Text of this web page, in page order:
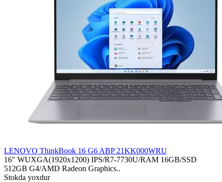
LENOVO ThinkBook 16 G6 ABP 21KK000WRU
16" WUXGA(1920x1200) IPS/R7-7730U/RAM 16GB/SSD
512GB G4/AMD Radeon Graphics..
Stokda yoxdur